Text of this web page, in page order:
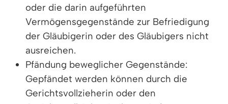
oder die darin aufgeführten
Vermögensgegenstände zur Befriedigung
der Gläubigerin oder des Gläubigers nicht
ausreichen.
Pfändung beweglicher Gegenstände:
Gepfändet werden können durch die
Gerichtsvollzieherin oder den